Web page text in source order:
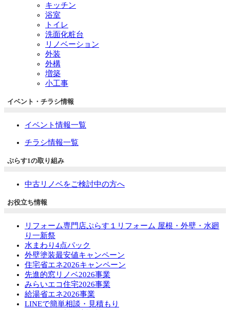
キッチン
浴室
トイレ
洗面化粧台
リノベーション
外装
外構
増築
小工事
イベント・チラシ情報
イベント情報一覧
チラシ情報一覧
ぷらす1の取り組み
中古リノベをご検討中の方へ
お役立ち情報
リフォーム専門店ぷらす１リフォーム 屋根・外壁・水廻
り一新祭
水まわり4点パック
外壁塗装最安値キャンペーン
住宅省エネ2026キャンペーン
先進的窓リノベ2026事業
みらいエコ住宅2026事業
給湯省エネ2026事業
LINEで簡単相談・見積もり